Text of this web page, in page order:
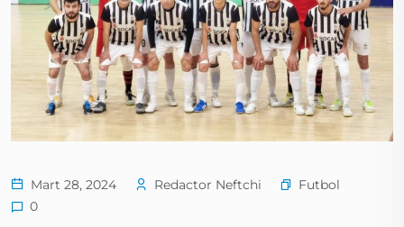
Mart 28, 2024 Redactor Neftchi
Futbol
0